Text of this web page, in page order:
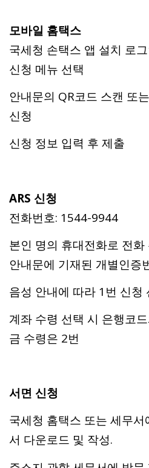
모바일 홈택스
국세청 손택스 앱 설치 로
신청 메뉴 선택
안내문의 QR코드 스캔 또
신청
신청 정보 입력 후 제출
ARS 신청
전화번호: 1544-9944
본인 명의 휴대전화로 전화
안내문에 기재된 개별인증
음성 안내에 따라 1번 신청
계좌 수령 선택 시 은행코
금 수령은 2번
서면 신청
국세청 홈택스 또는 세무
서 다운로드 및 작성.